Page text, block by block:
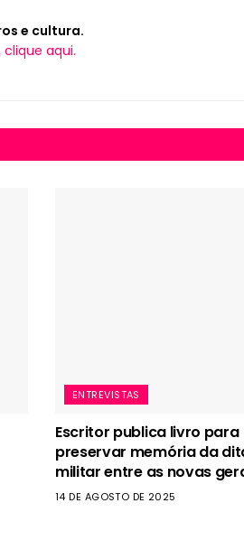
e cultura.
aqui.
ENTREVISTAS
Escritor publica livro para
preservar memória da
militar entre as novas
14 DE AGOSTO DE 2025